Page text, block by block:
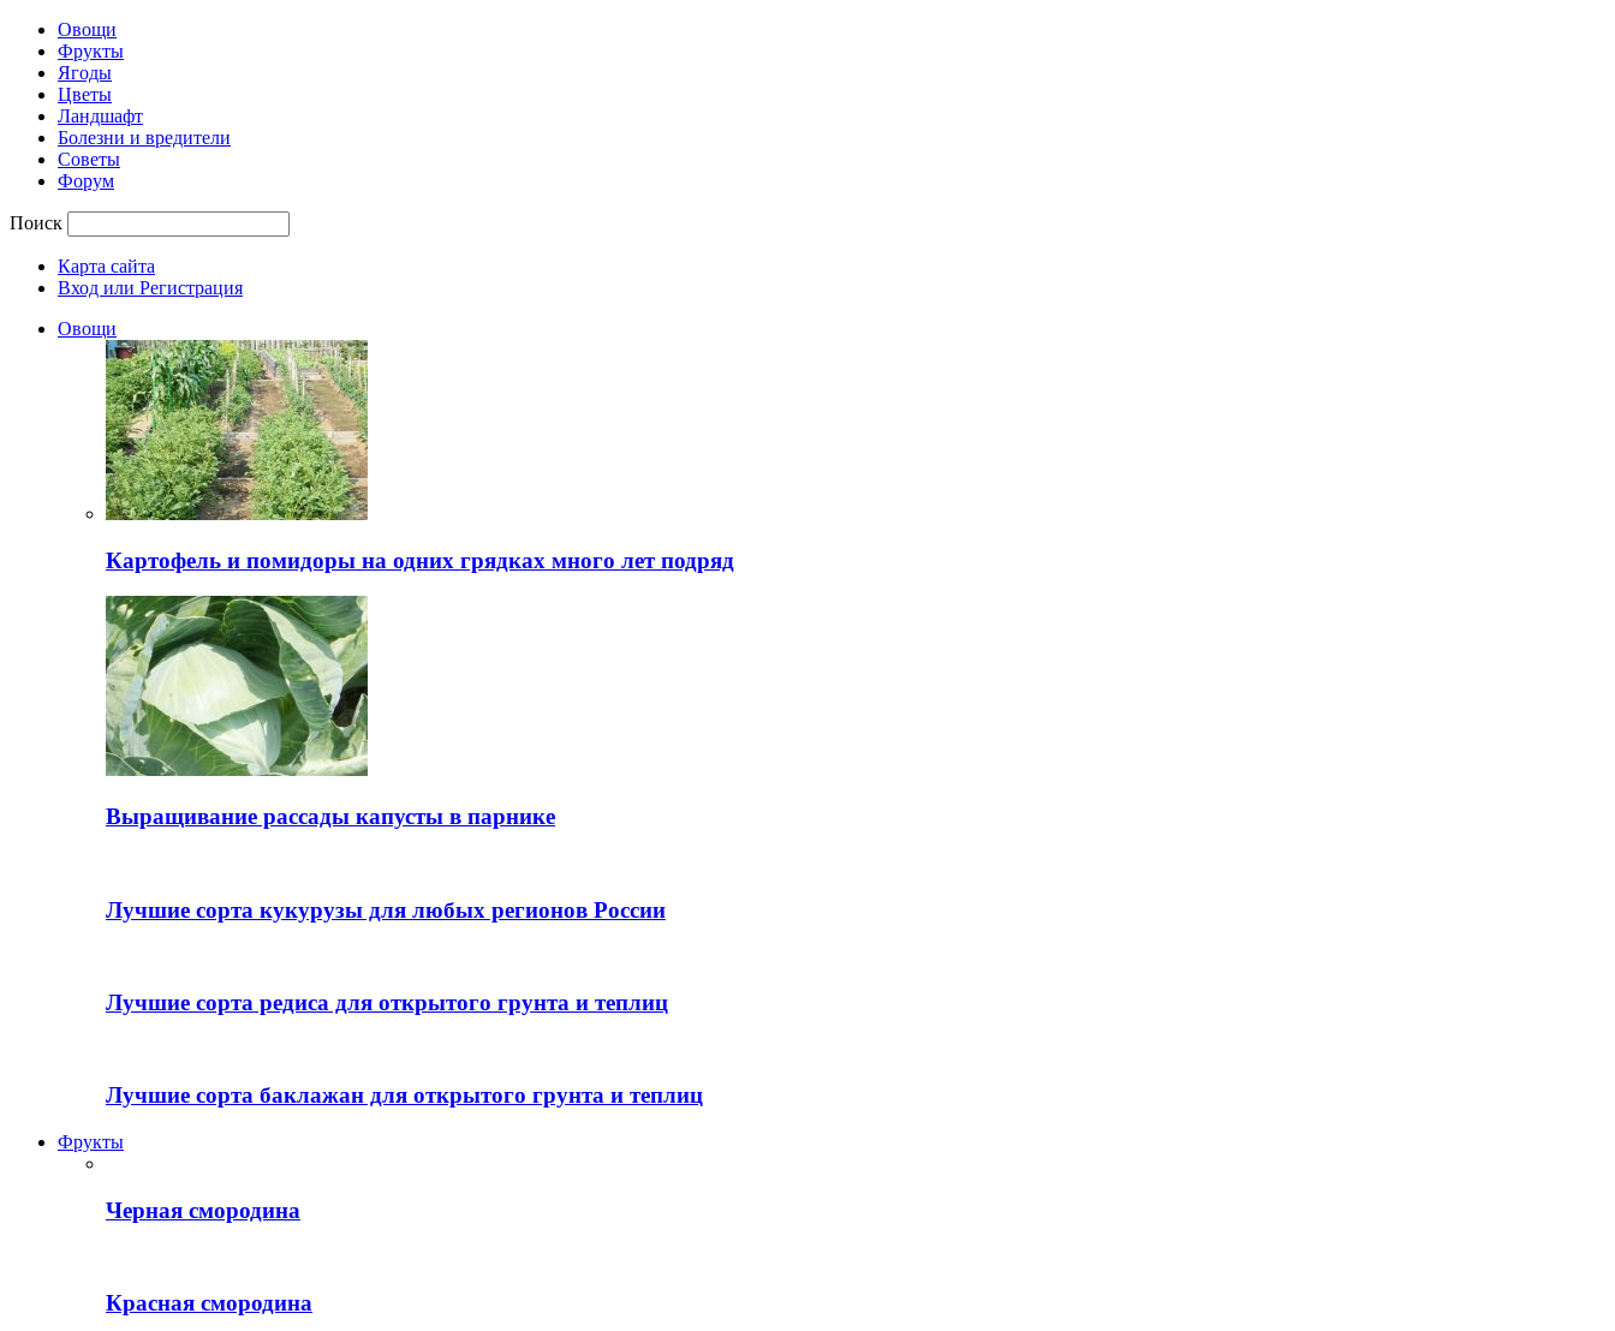
Овощи
Фрукты
Ягоды
Цветы
Ландшафт
Болезни и вредители
Советы
Форум
Поиск
Карта сайта
Вход или Регистрация
Овощи
Картофель и помидоры на одних грядках много лет подряд
Выращивание рассады капусты в парнике
Лучшие сорта кукурузы для любых регионов России
Лучшие сорта редиса для открытого грунта и теплиц
Лучшие сорта баклажан для открытого грунта и теплиц
Фрукты
Черная смородина
Красная смородина